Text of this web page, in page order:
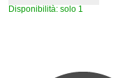
Disponibilità: solo 1